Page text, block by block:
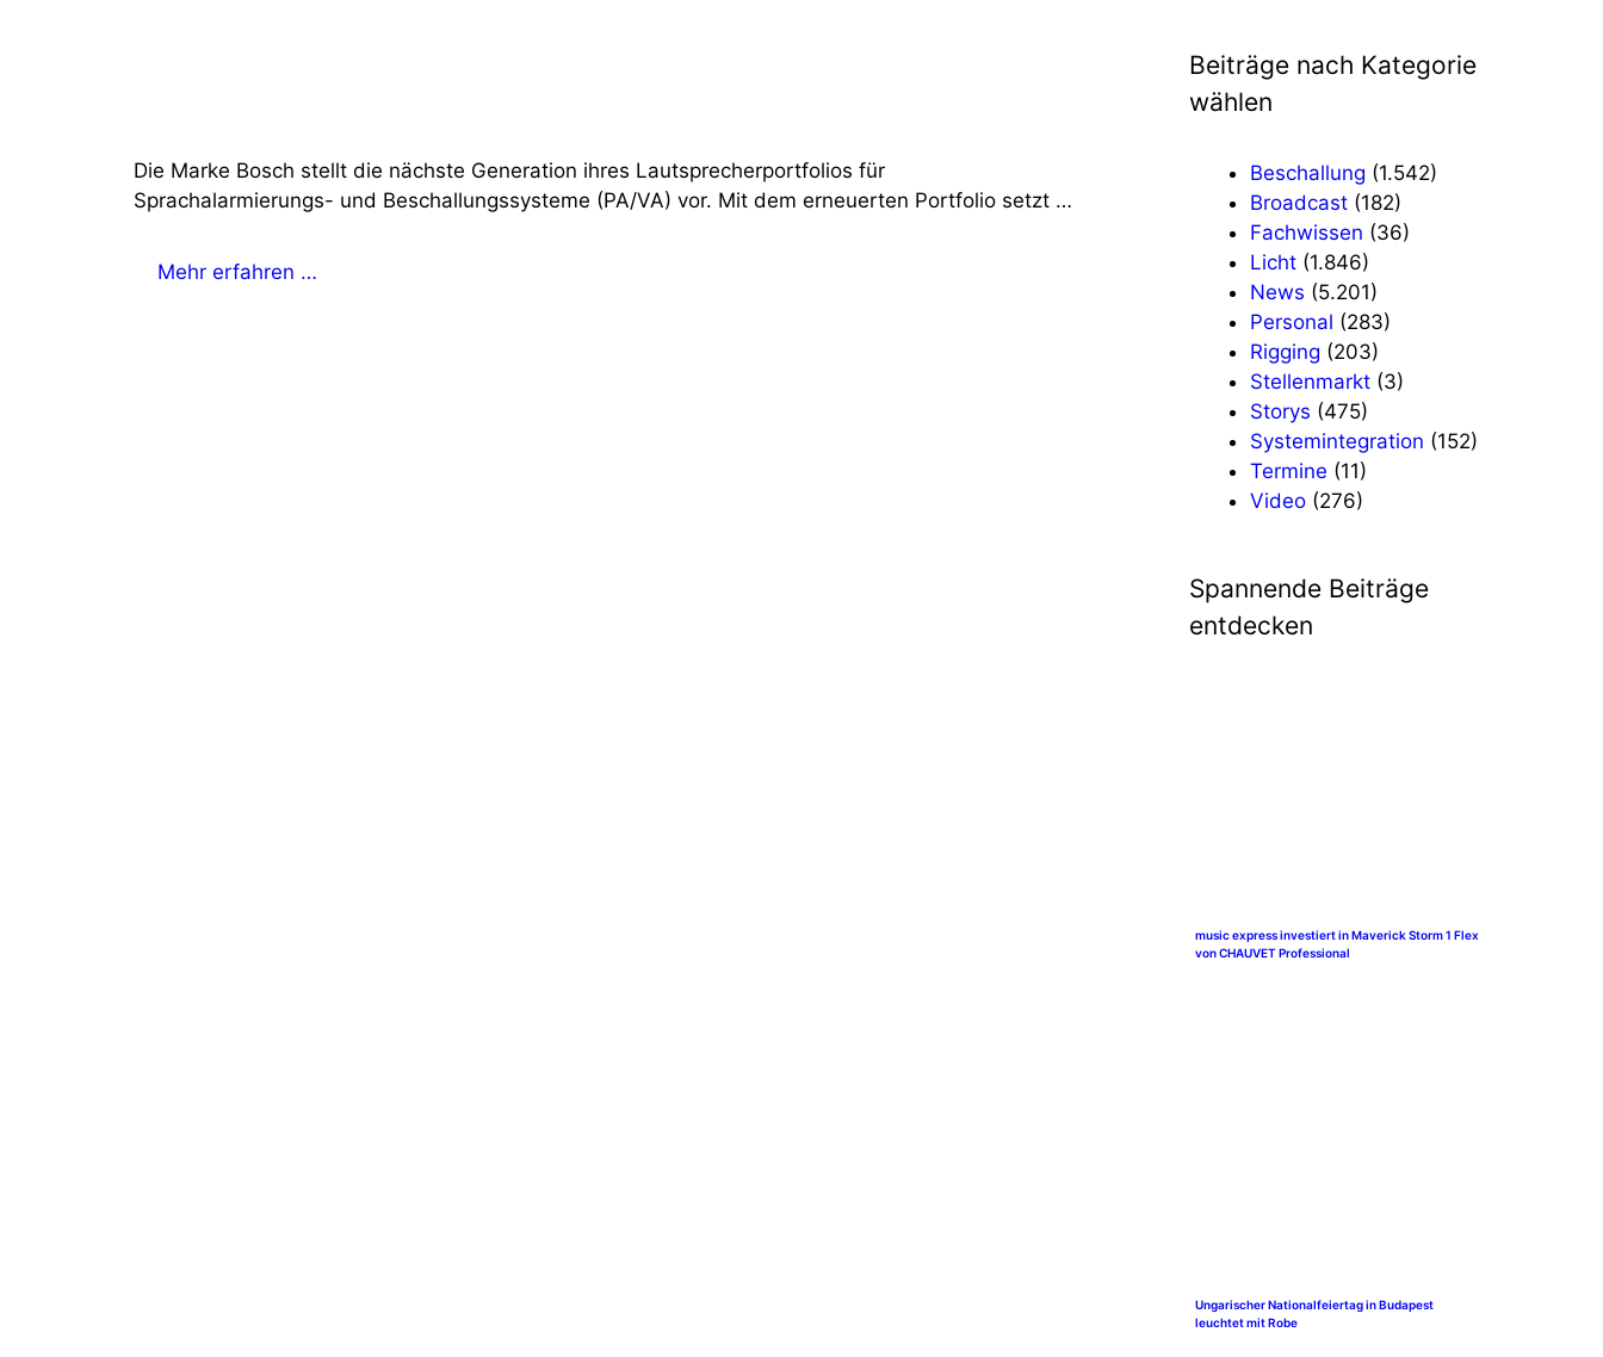
Die Marke Bosch stellt die nächste Generation ihres Lautsprecherportfolios für
Sprachalarmierungs- und Beschallungssysteme (PA/VA) vor. Mit dem erneuerten Portfolio setzt …
Mehr erfahren …
Beiträge nach Kategorie
wählen
Beschallung (1.542)
Broadcast (182)
Fachwissen (36)
Licht (1.846)
News (5.201)
Personal (283)
Rigging (203)
Stellenmarkt (3)
Storys (475)
Systemintegration (152)
Termine (11)
Video (276)
Spannende Beiträge
entdecken
music express investiert in Maverick Storm 1 Flex
von CHAUVET Professional
Ungarischer Nationalfeiertag in Budapest
leuchtet mit Robe